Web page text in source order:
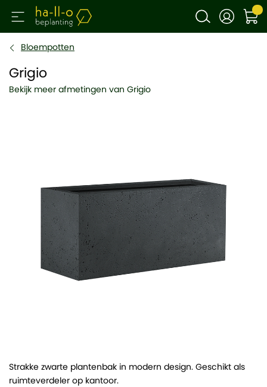
Bloempotten
Grigio
Bekijk meer afmetingen van Grigio
Strakke zwarte plantenbak in modern design. Geschikt als
ruimteverdeler op kantoor.